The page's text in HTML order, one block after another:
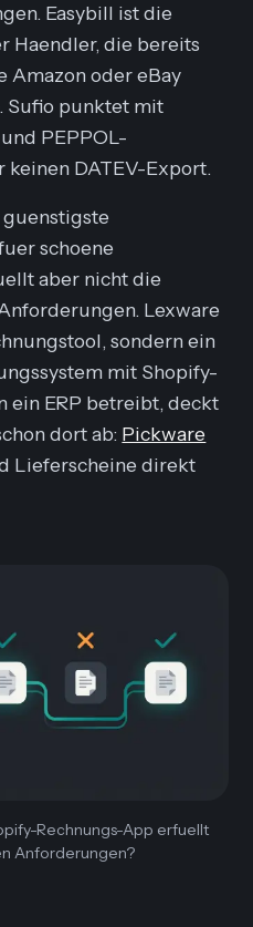
Easybill ist die
Haendler, die bereits
Amazon oder eBay
Sufio punktet mit
PEPPOL-
keinen DATEV-Export.
schoene
aber nicht die
Lexware
sondern ein
mit Shopify-
ein ERP betreibt, deckt
dort ab: Pickware
Lieferscheine direkt
Rechnungs-App erfuellt
Anforderungen?